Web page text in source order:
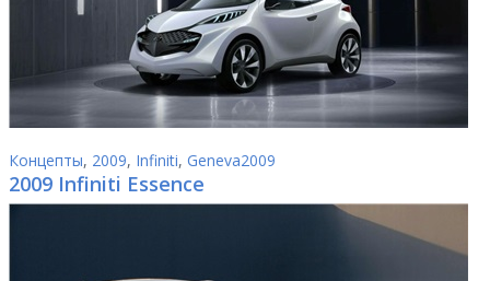
Концепты, 2009, Infiniti, Geneva2009
2009 Infiniti Essence